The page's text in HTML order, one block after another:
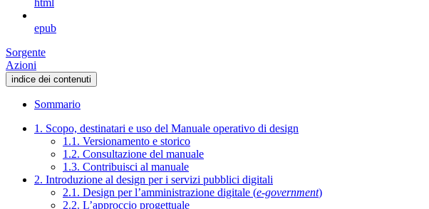
html
epub
Sorgente
Azioni
indice dei contenuti
Sommario
1. Scopo, destinatari e uso del Manuale operativo di design
1.1. Versionamento e storico
1.2. Consultazione del manuale
1.3. Contribuisci al manuale
2. Introduzione al design per i servizi pubblici digitali
2.1. Design per l’amministrazione digitale (e-government)
2.2. L’approccio progettuale